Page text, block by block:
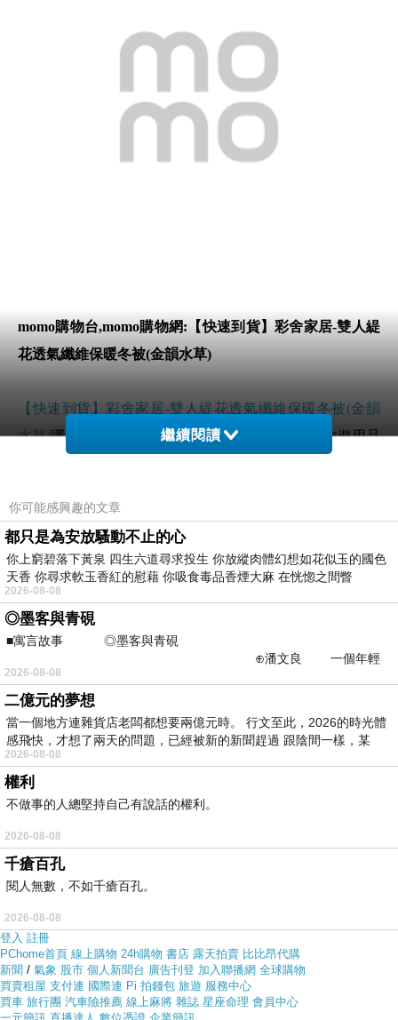
momo購物台,momo購物網:【快速到貨】彩舍家居-雙人緹
花透氣纖維保暖冬被(金韻水草)
【快速到貨】彩舍家居-雙人緹花透氣纖維保暖冬被(金韻
水草)哪裡買最便宜.心得文.試用文.分享文行李箱/旅遊用品
前幾天在逛街的時候看到【快速到貨】彩舍家居-雙人緹花
透氣纖維保暖冬被(金韻水草)
【快速到貨】彩舍家居-雙人緹花透氣纖維保暖冬被(金韻
水草)
【快速到貨】彩舍家居-雙人緹花透氣纖維保暖冬
被(金韻水草)在網路上買應該會比較便宜，【快速到貨】
彩舍家居-雙人緹花透氣纖維保暖冬被(金韻水草)
時都能買，上網慢慢挑選，不用等店家開門也不用看店員
臉色
都有送300元或是500元的折價卷!所以我建議可以上momo
購物網來購買(
繼續閱讀
你可能感興趣的文章
都只是為安放騷動不止的心
你上窮碧落下黃泉 四生六道尋求投生 你放縱肉體幻想如花似玉的國色
天香 你尋求軟玉香紅的慰藉 你吸食毒品香煙大麻 在恍惚之間瞥
2026-08-08
◎墨客與青硯
■寓言故事 ◎墨客與青硯
⊕潘文良 一個年輕
的墨客，在京城的古玩肆裡
2026-08-08
二億元的夢想
當一個地方連雜貨店老闆都想要兩億元時。 行文至此，2026的時光體
感飛快，才想了兩天的問題，已經被新的新聞趕過 跟陰間一樣，某
2026-08-08
權利
不做事的人總堅持自己有說話的權利。
2026-08-08
千瘡百孔
閱人無數，不如千瘡百孔。
2026-08-08
登入 註冊
PChome首頁 線上購物 24h購物 書店 露天拍賣 比比昂代購
新聞 / 氣象 股市 個人新聞台 廣告刊登 加入聯播網 全球購物
買賣租屋 支付連 國際連 Pi 拍錢包 旅遊 服務中心
買車 旅行團 汽車險推薦 線上麻將 雜誌 星座命理 會員中心